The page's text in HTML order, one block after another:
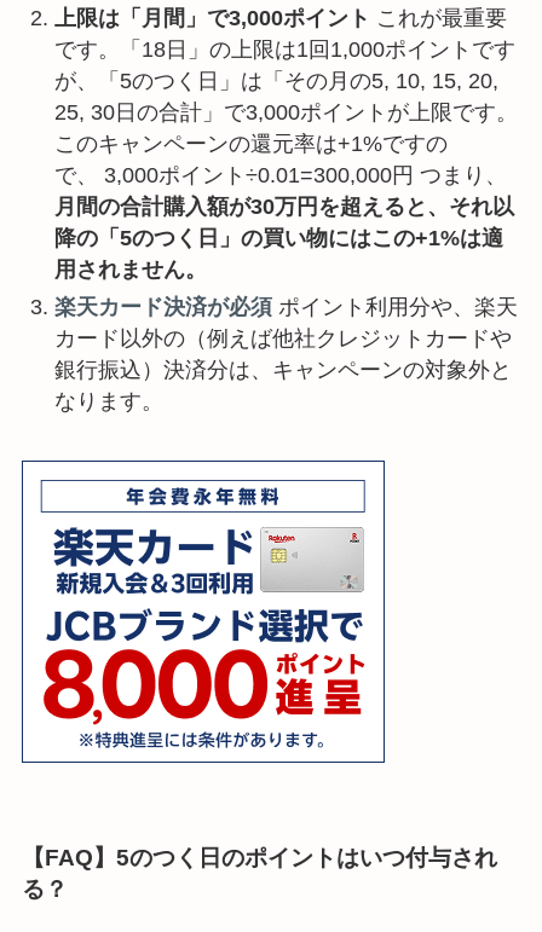
上限は「月間」で3,000ポイント これが最重要
です。「18日」の上限は1回1,000ポイントです
が、「5のつく日」は「その月の5, 10, 15, 20,
25, 30日の合計」で3,000ポイントが上限です。
このキャンペーンの還元率は+1%ですの
で、 3,000ポイント÷0.01=300,000円 つまり、
月間の合計購入額が30万円を超えると、それ以
降の「5のつく日」の買い物にはこの+1%は適
用されません。
楽天カード決済が必須ポイント利用分や、楽天
カード以外の（例えば他社クレジットカードや
銀行振込）決済分は、キャンペーンの対象外と
なります。
【FAQ】5のつく日のポイントはいつ付与され
る？